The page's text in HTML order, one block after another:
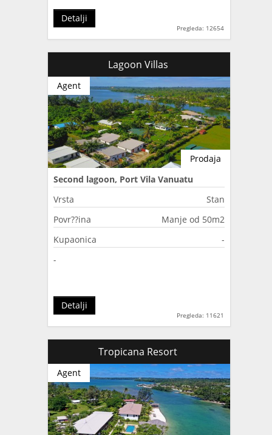
Pregleda: 12654
Detalji
Lagoon Villas
Prodaja
Agent
Second lagoon, Port Vila Vanuatu
Vrsta
Stan
Povr??ina
Manje od 50m2
Kupaonica
-
-
Pregleda: 11621
Detalji
Tropicana Resort
Agent